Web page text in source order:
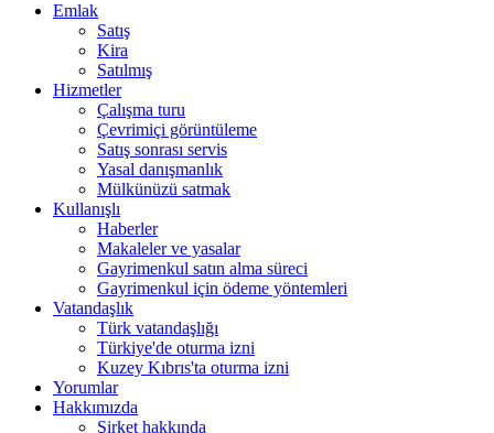
Emlak
Satış
Kira
Satılmış
Hizmetler
Çalışma turu
Çevrimiçi görüntüleme
Satış sonrası servis
Yasal danışmanlık
Mülkünüzü satmak
Kullanışlı
Haberler
Makaleler ve yasalar
Gayrimenkul satın alma süreci
Gayrimenkul için ödeme yöntemleri
Vatandaşlık
Türk vatandaşlığı
Türkiye'de oturma izni
Kuzey Kıbrıs'ta oturma izni
Yorumlar
Hakkımızda
Şirket hakkında